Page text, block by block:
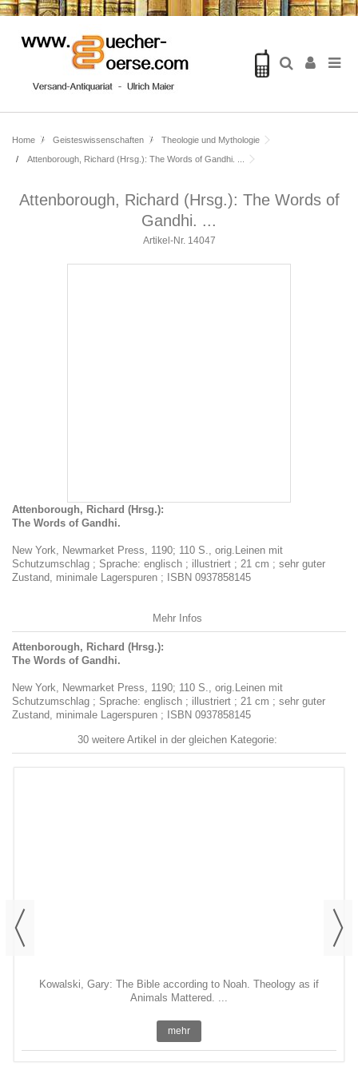
Home Geisteswissenschaften
Theologie und Mythologie
Attenborough, Richard (Hrsg.): The Words of Gandhi. ...
Attenborough, Richard (Hrsg.): The Words of
Gandhi. ...
Artikel-Nr. 14047
Attenborough, Richard (Hrsg.):
The Words of Gandhi.
New York, Newmarket Press, 1190; 110 S., orig.Leinen mit
Schutzumschlag ; Sprache: englisch ; illustriert ; 21 cm ; sehr guter
Zustand, minimale Lagerspuren ; ISBN 0937858145
Mehr Infos
Attenborough, Richard (Hrsg.):
The Words of Gandhi.
New York, Newmarket Press, 1190; 110 S., orig.Leinen mit
Schutzumschlag ; Sprache: englisch ; illustriert ; 21 cm ; sehr guter
Zustand, minimale Lagerspuren ; ISBN 0937858145
30 weitere Artikel in der gleichen Kategorie:
Kowalski, Gary: The Bible according to Noah. Theology as if
Animals Mattered. ...
mehr